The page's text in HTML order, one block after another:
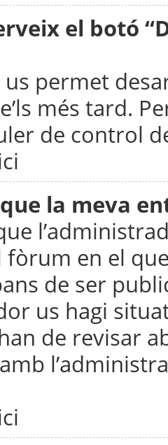
el botó
permet
més tard.
de control
la meva
fòrum en el
de ser
us hagi
de revisar